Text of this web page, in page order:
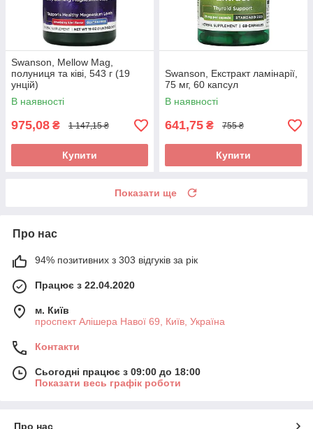
Swanson, Mellow Mag,
полуниця та ківі, 543 г (19
унцій)
В наявності
975,08 ₴ 1 147,15 ₴
Купити
Swanson, Екстракт ламінарії,
75 мг, 60 капсул
В наявності
641,75 ₴ 755 ₴
Купити
Показати ще
Про нас
94% позитивних з 303 відгуків за рік
Працює з 22.04.2020
м. Київ
проспект Алішера Навої 69, Київ, Україна
Контакти
Сьогодні працює з 09:00 до 18:00
Показати весь графік роботи
Про нас